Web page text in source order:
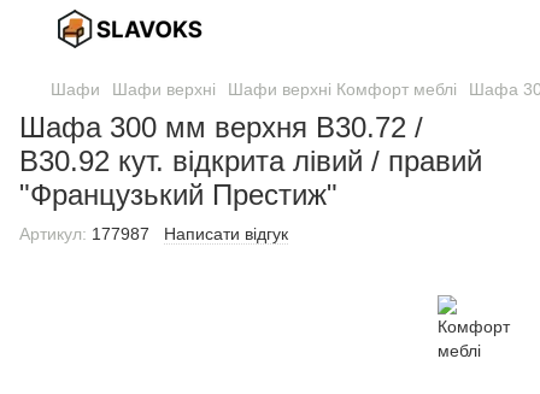
Шафи Шафи верхні Шафи верхні Комфорт меблі Шафа
Шафа 300 мм верхня В30.72 /
В30.92 кут. відкрита лівий / правий
"Французький Престиж"
Артикул: 177987 Написати відгук